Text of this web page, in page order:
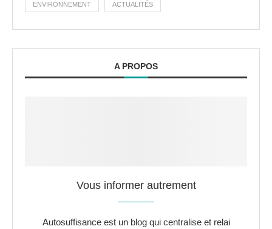
ENVIRONNEMENT ACTUALITÉS
A PROPOS
Vous informer autrement
Autosuffisance est un blog qui centralise et relai